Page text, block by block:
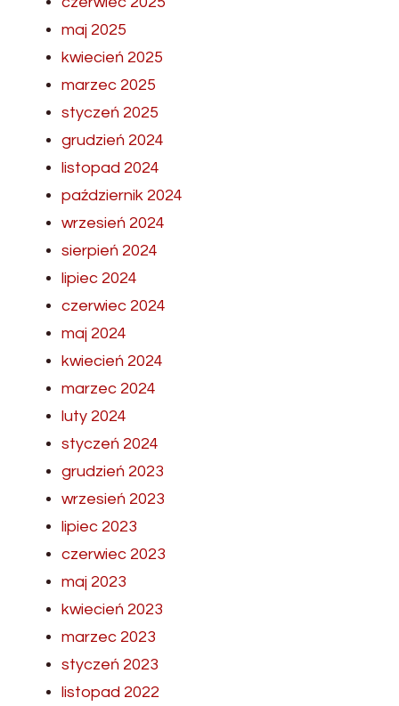
maj 2025
kwiecień 2025
marzec 2025
styczeń 2025
grudzień 2024
listopad 2024
październik 2024
wrzesień 2024
sierpień 2024
lipiec 2024
czerwiec 2024
maj 2024
kwiecień 2024
marzec 2024
luty 2024
styczeń 2024
grudzień 2023
wrzesień 2023
lipiec 2023
czerwiec 2023
maj 2023
kwiecień 2023
marzec 2023
styczeń 2023
listopad 2022